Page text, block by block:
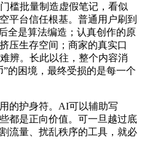
槛批量制造虚假笔记，看似
平台信任根基。普通用户刷到
全是算法编造；认真创作的原
压生存空间；商家的真实口
辨。长此以往，整个内容消
的困境，最终受损的是每一个
的护身符。AI可以辅助写
都是正向价值。可一旦越过底
流量、扰乱秩序的工具，就必